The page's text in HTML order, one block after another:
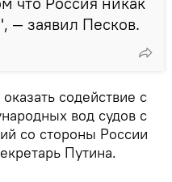
— заявил Песков.
содействие с
вод судов с
со стороны России
Путина.